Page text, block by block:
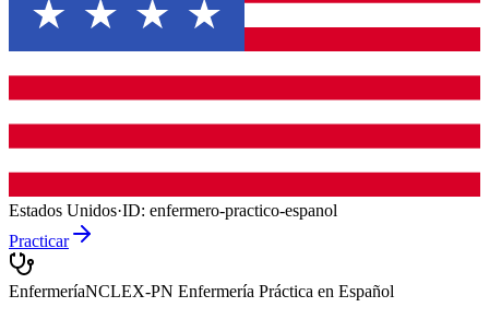
Estados Unidos·ID: enfermero-practico-espanol
Practicar
EnfermeríaNCLEX-PN Enfermería Práctica en Español